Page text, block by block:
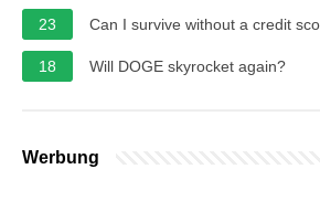
23 Can I survive without a credit
18 Will DOGE skyrocket again?
Werbung